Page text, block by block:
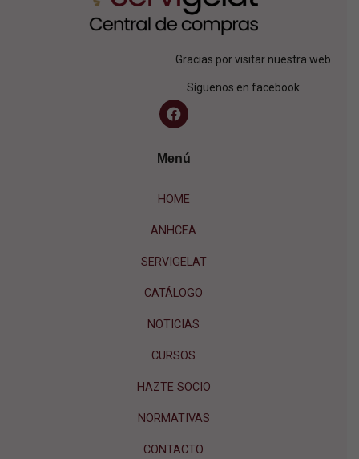
Gracias por visitar nuestra web
Síguenos en facebook
Menú
HOME
ANHCEA
SERVIGELAT
CATÁLOGO
NOTICIAS
CURSOS
HAZTE SOCIO
NORMATIVAS
CONTACTO